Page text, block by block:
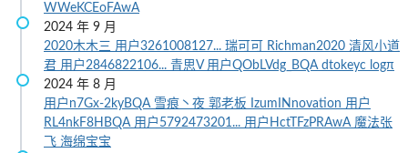
WWeKCEoFAwA
2024 年 9 月
2020木木三 用户3261008127... 瑞可可 Richman2020 清风小道
君 用户2846822106... 青思V 用户QObLVdg_BQA dtokeyc logπ
2024 年 8 月
用户n7Gx-2kyBQA 雪痕丶夜 郭老板 IzumINnovation 用户
RL4nkF8HBQA 用户5792473201... 用户HctTFzPRAwA 魔法张
飞 海绵宝宝